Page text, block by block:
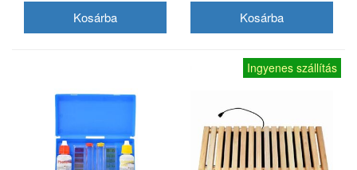
Ingyenes szállítás